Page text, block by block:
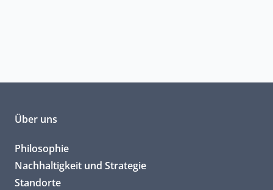
Über uns
Philosophie
Nachhaltigkeit und Strategie
Standorte